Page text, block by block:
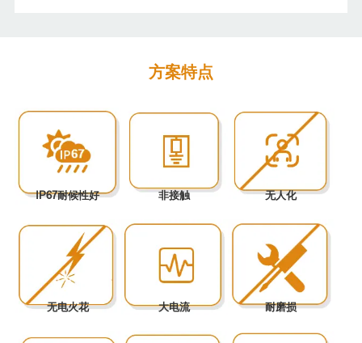
方案特点
IP67耐候性好 非接触 无人化
无电火花 大电流 耐磨损